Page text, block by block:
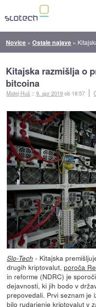
Novice »Ostale najave »
Kitajska razmišlja o
bitcoina
Matej Huš ::9. apr 2019ob 18:57
Slo-Tech - Kitajska
drugih kriptovalut, poroča
in reforme (NDRC) je
dejavnosti, ki jih bodo v
prepovedali. Prvi seznam je
bilo rudarjenje kriptovalut v